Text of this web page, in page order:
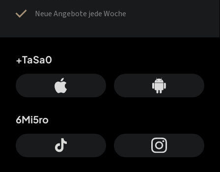
Neue Angebote jede Woche
+TaSa0
6Mi5ro